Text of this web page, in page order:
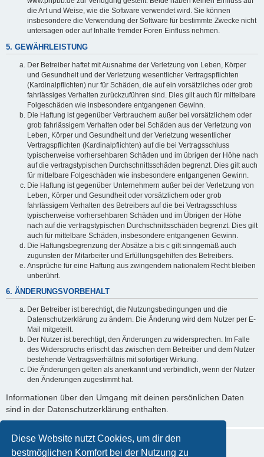
Diese Website nutzt Cookies, um dir den
bestmöglichen Komfort bei der Nutzung zu
die Art und Weise, wie die Software verwendet wird. Sie können
insbesondere die Verwendung der Software für bestimmte Zwecke nicht
untersagen oder auf Inhalte fremder Foren Einfluss nehmen.
5. GEWÄHRLEISTUNG
Der Betreiber haftet mit Ausnahme der Verletzung von Leben, Körper
und Gesundheit und der Verletzung wesentlicher Vertragspflichten
(Kardinalpflichten) nur für Schäden, die auf ein vorsätzliches oder grob
fahrlässiges Verhalten zurückzuführen sind. Dies gilt auch für mittelbare
Folgeschäden wie insbesondere entgangenen Gewinn.
Die Haftung ist gegenüber Verbrauchern außer bei vorsätzlichem oder
grob fahrlässigem Verhalten oder bei Schäden aus der Verletzung von
Leben, Körper und Gesundheit und der Verletzung wesentlicher
Vertragspflichten (Kardinalpflichten) auf die bei Vertragsschluss
typischerweise vorhersehbaren Schäden und im übrigen der Höhe nach
auf die vertragstypischen Durchschnittsschäden begrenzt. Dies gilt auch
für mittelbare Folgeschäden wie insbesondere entgangenen Gewinn.
Die Haftung ist gegenüber Unternehmern außer bei der Verletzung von
Leben, Körper und Gesundheit oder vorsätzlichem oder grob
fahrlässigem Verhalten des Betreibers auf die bei Vertragsschluss
typischerweise vorhersehbaren Schäden und im Übrigen der Höhe
nach auf die vertragstypischen Durchschnittsschäden begrenzt. Dies gilt
auch für mittelbare Schäden, insbesondere entgangenen Gewinn.
Die Haftungsbegrenzung der Absätze a bis c gilt sinngemäß auch
zugunsten der Mitarbeiter und Erfüllungsgehilfen des Betreibers.
Ansprüche für eine Haftung aus zwingendem nationalem Recht bleiben
unberührt.
6. ÄNDERUNGSVORBEHALT
Der Betreiber ist berechtigt, die Nutzungsbedingungen und die
Datenschutzerklärung zu ändern. Die Änderung wird dem Nutzer per E-
Mail mitgeteilt.
Der Nutzer ist berechtigt, den Änderungen zu widersprechen. Im Falle
des Widerspruchs erlischt das zwischen dem Betreiber und dem Nutzer
bestehende Vertragsverhältnis mit sofortiger Wirkung.
Die Änderungen gelten als anerkannt und verbindlich, wenn der Nutzer
den Änderungen zugestimmt hat.
Informationen über den Umgang mit deinen persönlichen Daten
sind in der Datenschutzerklärung enthalten.